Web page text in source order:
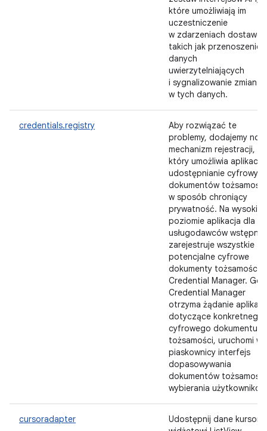
które umożliwiają im
uczestniczenie
w zdarzeniach dostawcy,
takich jak przenoszenie
danych
uwierzytelniających
i sygnalizowanie zmian
w tych danych.
credentials.registry
Aby rozwiązać te
problemy, dodajemy
mechanizm rejestracji,
który umożliwia aplikacji
udostępnianie cyfrowych
dokumentów tożsamości
w sposób chroniący
prywatność. Na wysokim
poziomie aplikacja dla
usługodawców wstępnie
zarejestruje wszystkie
potencjalne cyfrowe
dokumenty tożsamości w
Credential Manager. Gdy
Credential Manager
otrzyma żądanie aplikacji
dotyczące konkretnego
cyfrowego dokumentu
tożsamości, uruchomi w
piaskownicy interfejs
dopasowywania
dokumentów
wybierania
cursoradapter
Udostępnij dane kursora